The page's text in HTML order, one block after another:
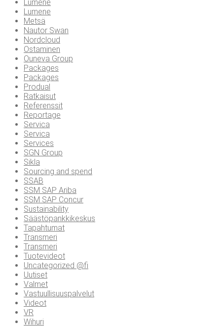
Lumene
Lumene
Metsä
Nautor Swan
Nordcloud
Ostaminen
Ouneva Group
Packages
Packages
Produal
Ratkaisut
Referenssit
Reportage
Servica
Servica
Services
SGN Group
Sikla
Sourcing and spend
SSAB
SSM SAP Ariba
SSM SAP Concur
Sustainability
Säästöpankkikeskus
Tapahtumat
Transmeri
Transmeri
Tuotevideot
Uncategorized @fi
Uutiset
Valmet
Vastuullisuuspalvelut
Videot
VR
Wihuri